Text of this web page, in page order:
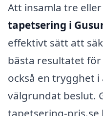
Att insamla tre
tapetsering i
effektivt sätt att
bästa resultatet
också en trygghet
välgrundat beslut.